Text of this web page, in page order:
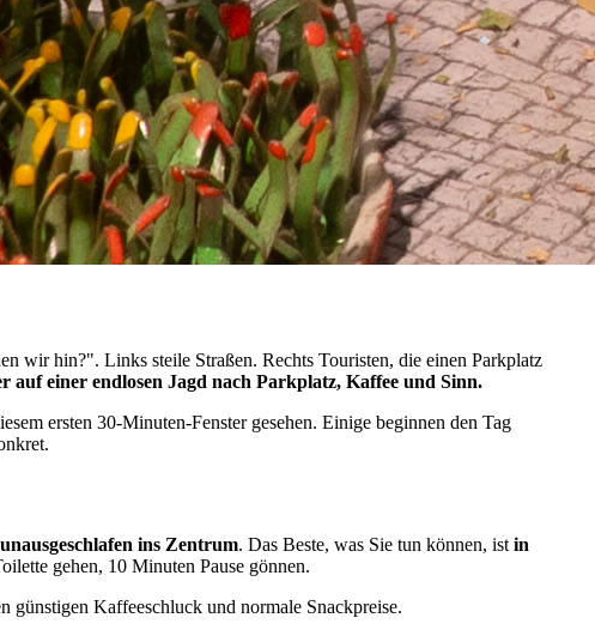
wir hin?". Links steile Straßen. Rechts Touristen, die einen Parkplatz
auf einer endlosen Jagd nach Parkplatz, Kaffee und Sinn.
ersten 30-Minuten-Fenster gesehen. Einige beginnen den Tag
ins Zentrum. Das Beste, was Sie tun können, istin
gehen, 10 Minuten Pause gönnen.
günstigen Kaffeeschluck und normale Snackpreise.